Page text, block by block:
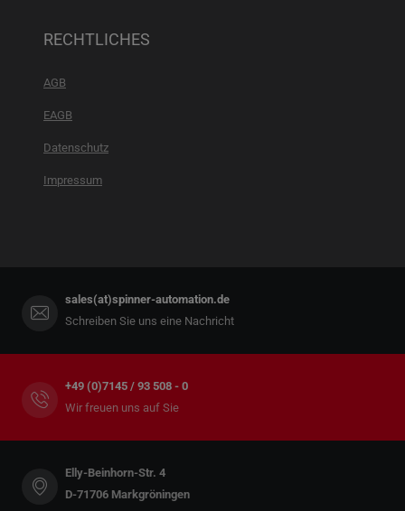
RECHTLICHES
AGB
EAGB
Datenschutz
Impressum
sales(at)spinner-automation.de
Schreiben Sie uns eine Nachricht
+49 (0)7145 / 93 508 - 0
Wir freuen uns auf Sie
Elly-Beinhorn-Str. 4
D-71706 Markgröningen